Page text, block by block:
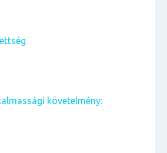
követelmény: